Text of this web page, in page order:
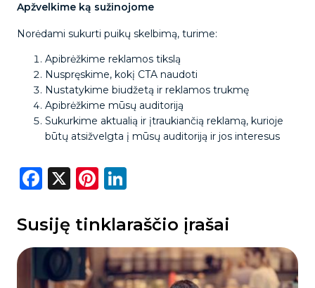
Apžvelkime ką sužinojome
Norėdami sukurti puikų skelbimą, turime:
Apibrėžkime reklamos tikslą
Nuspręskime, kokį CTA naudoti
Nustatykime biudžetą ir reklamos trukmę
Apibrėžkime mūsų auditoriją
Sukurkime aktualią ir įtraukiančią reklamą, kurioje
būtų atsižvelgta į mūsų auditoriją ir jos interesus
Facebook
X Pinterest
Susiję tinklaraščio įrašai